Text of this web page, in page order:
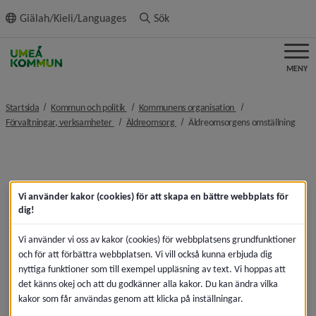
innehållet
Giälah/Kieli/Languages Sök
MENY
Startsida Kommun och politik nivå i brödsmulenavigeringen
Kommunens organisation nivå i
Förvaltningar, verksamheter nivå i brödsmulenavigeringen
Äldreomsorg nivå i brödsmulenavigeringen
Äldreomsorgens omställningnivå
Vi använder kakor (cookies) för att skapa en bättre webbplats för
dig!
Vi använder vi oss av kakor (cookies) för webbplatsens grundfunktioner
och för att förbättra webbplatsen. Vi vill också kunna erbjuda dig
nyttiga funktioner som till exempel uppläsning av text. Vi hoppas att
det känns okej och att du godkänner alla kakor. Du kan ändra vilka
kakor som får användas genom att klicka på inställningar.